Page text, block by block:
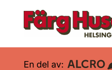
En del av: